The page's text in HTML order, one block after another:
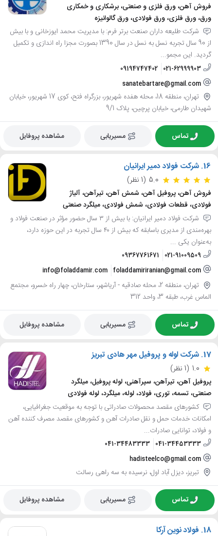
فروش آهن، ورق فلزی و صنعتی، برشکاری و خمکاری
ورق، ورق فلزی، ورق فولادی، ورق گالوانیزه
شرکت طلیعه داران صنعت برتر فرم: با مدیریت محمد ایوزخانی و با بیش
از 90 سال تجربه نسل به نسل در سال 1390 بصورت مجزا راه اندازی و تکمیل
گردید. این مجمو...
021-62999903
09194747402
sanatebartare@gmail.com
تهران، منطقه 18، محله هفده شهریور، بزرگراه فتح، کوی 17 شهریور، خیابان
شهیدان طارمی، خیابان پرچین، پلاک 9/1
تماس مسیریابی مشاهده پروفایل
16. شرکت فولاد دمیر ایرانیان
5.0 (1 نظر)
فروش آهن، پروفیل آهن، شمش آهن، تیرآهن، آلیاژ
فولادی، قطعات فولادی، شمش فولادی، میلگرد صنعتی
شرکت فولاد دمیر ایرانیان: با بیش از ۳ سال حضور مؤثر در صنعت فولاد و
بهره‌مندی از مدیری باسابقه که بیش از ۴۰ سال تجربه در این حوزه دارد،
به‌عنوان یکی ...
021-91009509
09367761671
foladdamiriranian@gmail.com
info@foladdamir.com
تهران، منطقه 2، محله صادقيه - آرياشهر، ستارخان، چهار راه خسرو، مجتمع
الماس غرب، طبقه 3، واحد 312
تماس مسیریابی مشاهده پروفایل
17. شرکت لوله و پروفیل مهر هادی تبریز
1.0 (1 نظر)
پروفیل آهن، تیرآهن، سپرآهنی، لوله پروفیل، میلگرد
صنعتی، تسمه، توری، فولاد، لوله، میلگرد، لوله فولادی
کشورهای مقصد محصولات صادراتی با توجه به موقعیت جغرافیایی،
امکانات خدمات حمل و نقل صادرات آهن و کشورهای مقصد مصرف کننده آهن
و فولاد، توانایی صادرات...
041-34453333
041-34483333
hadisteelco@gmail.com
تبریز، دیزل آباد اول، نرسیده به سه راهی رسالت
تماس مسیریابی مشاهده پروفایل
18. فولاد نوین آرکا